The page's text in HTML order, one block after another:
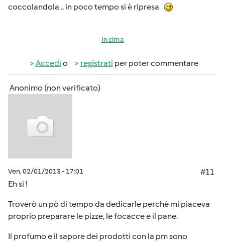
coccolandola .. in poco tempo si è ripresa
In cima
Accedi o registrati per poter commentare
Anonimo (non verificato)
Ven, 02/01/2013 - 17:01
#11
Eh si !
Troverò un pò di tempo da dedicarle perchè mi piaceva
proprio preparare le pizze, le focacce e il pane.
Il profumo e il sapore dei prodotti con la pm sono